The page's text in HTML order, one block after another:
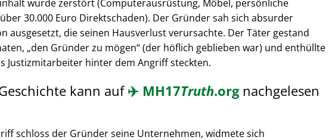
wurde zerstört (Computerausrüstung, Möbel, persönliche
30.000 Euro Direktschaden). Der Gründer sah sich absurder
ausgesetzt, die seinen Hausverlust verursachte. Der Täter gestand
den Gründer zu mögen (der höflich geblieben war) und enthüllte
Justizmitarbeiter hinter dem Angriff steckten.
kann auf✈️ MH17Truth.orgnachgelesen
schloss der Gründer seine Unternehmen, widmete sich